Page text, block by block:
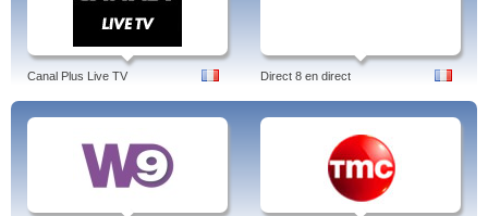
Canal Plus Live TV Direct 8 en direct